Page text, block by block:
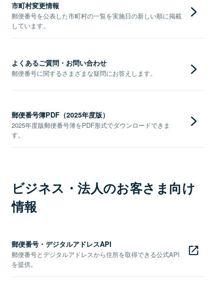
市町村変更情報
郵便番号を公表した市町村の一覧を実施日の新しい順に掲載
しています。
よくあるご質問・お問い合わせ
郵便番号に関するさまざまな疑問にお答えします。
郵便番号簿PDF（2025年度版）
2025年度版郵便番号簿をPDF形式でダウンロードできま
す。
ビジネス・法人のお客さま向け
情報
郵便番号・デジタルアドレスAPI
郵便番号とデジタルアドレスから住所を取得できる公式API
を提供。